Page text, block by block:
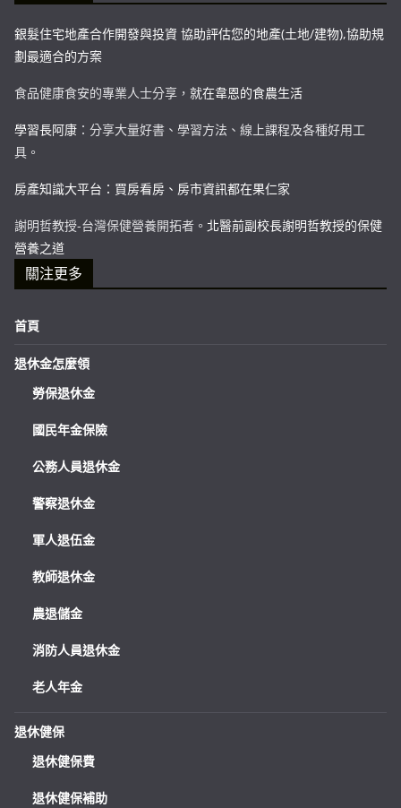
銀髮住宅地產合作開發與投資 協助評估您的地產(土地/建物),協助規
劃最適合的方案
食品健康食安的專業人士分享， 就在韋恩的食農生活
學習長阿康 ：分享大量好書、學習方法、線上課程及各種好用工
具。
房產知識大平台：買房看房、房市資訊都在果仁家
謝明哲教授-台灣保健營養開拓者。 北醫前副校長謝明哲教授的保健
營養之道
關注更多
首頁
退休金怎麼領
勞保退休金
國民年金保險
公務人員退休金
警察退休金
軍人退伍金
教師退休金
農退儲金
消防人員退休金
老人年金
退休健保
退休健保費
退休健保補助